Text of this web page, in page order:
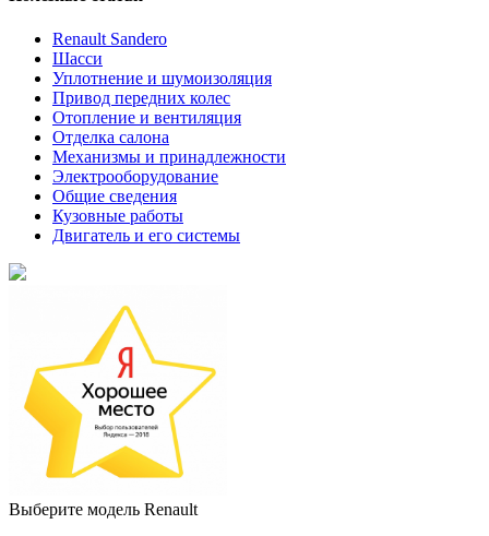
Renault Sandero
Шасси
Уплотнение и шумоизоляция
Привод передних колес
Отопление и вентиляция
Отделка салона
Механизмы и принадлежности
Электрооборудование
Общие сведения
Кузовные работы
Двигатель и его системы
Выберите модель Renault